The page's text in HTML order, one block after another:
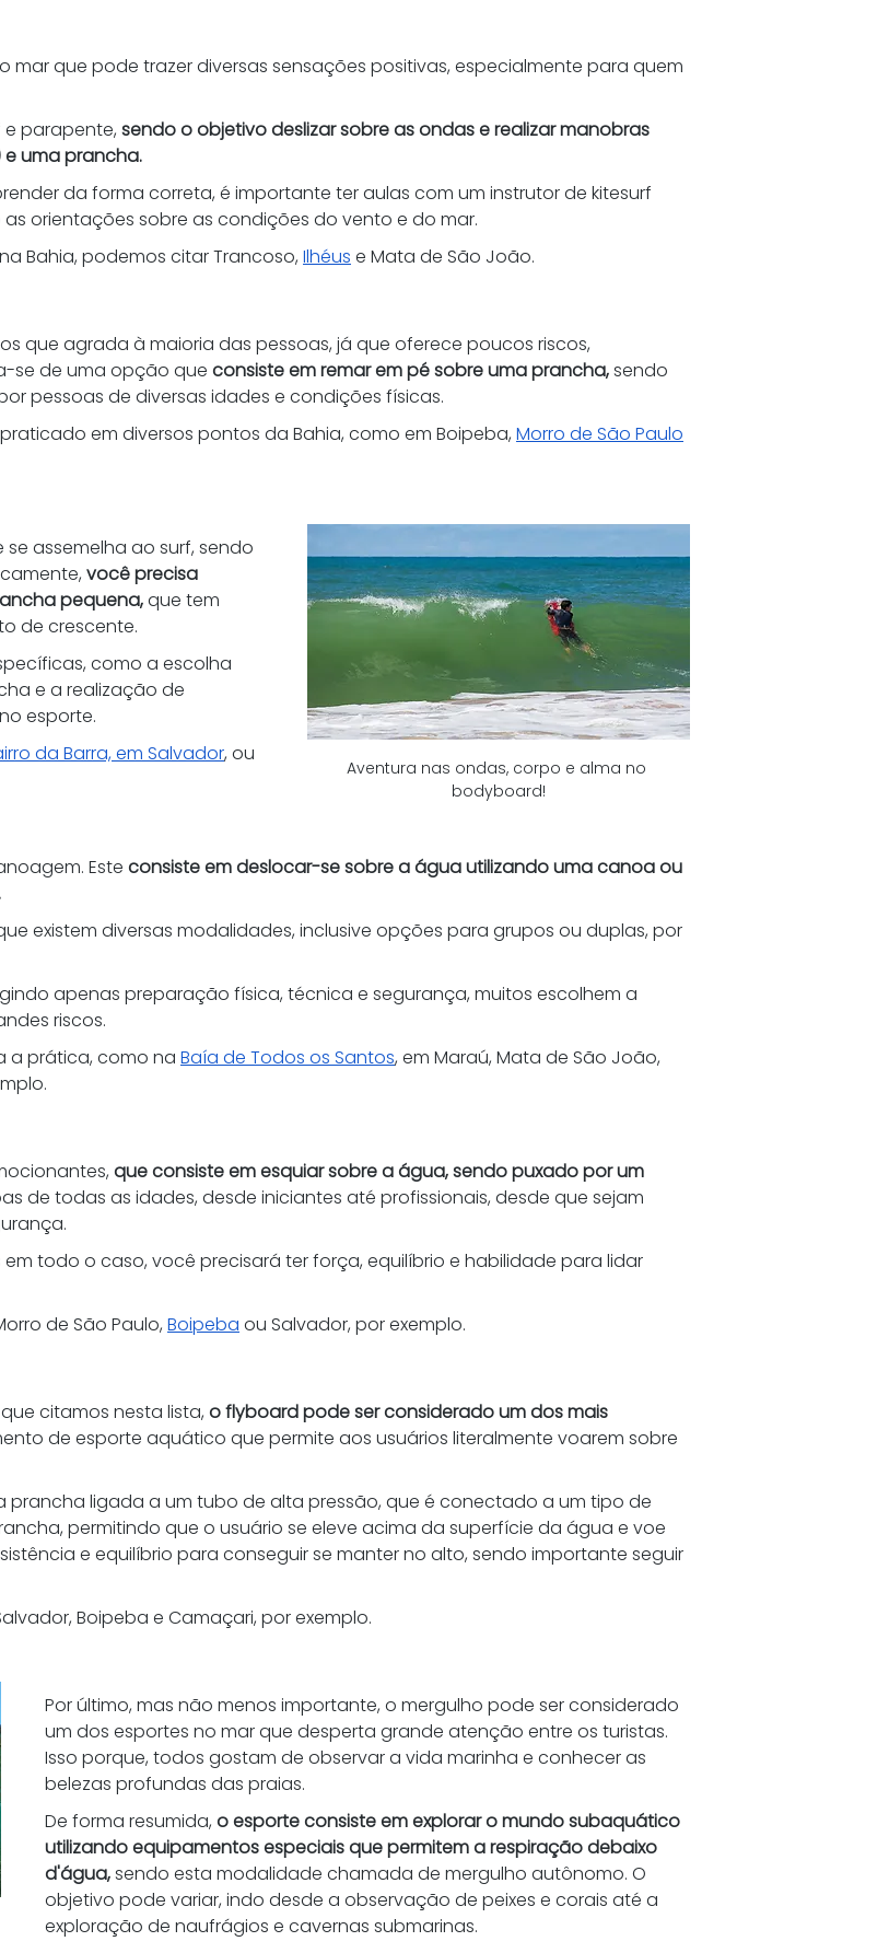
mar que pode trazer diversas sensações positivas, especialmente para quem
e parapente, sendo o objetivo deslizar sobre as ondas e realizar manobras
uma prancha.
da forma correta, é importante ter aulas com um instrutor de kitesurf
orientações sobre as condições do vento e do mar.
Bahia, podemos citar Trancoso, Ilhéus e Mata de São João.
que agrada à maioria das pessoas, já que oferece poucos riscos,
se de uma opção que consiste em remar em pé sobre uma prancha, sendo
pessoas de diversas idades e condições físicas.
em diversos pontos da Bahia, como em Boipeba, Morro de São Paulo
Aventura nas ondas, corpo e alma no
bodyboard!
assemelha ao surf, sendo
você precisa
pequena, que tem
de crescente.
como a escolha
e a realização de
esporte.
da Barra, em Salvador, ou
Este consiste em deslocar-se sobre a água utilizando uma canoa ou
existem diversas modalidades, inclusive opções para grupos ou duplas, por
apenas preparação física, técnica e segurança, muitos escolhem a
riscos.
a prática, como na Baía de Todos os Santos, em Maraú, Mata de São João,
que consiste em esquiar sobre a água, sendo puxado por um
de todas as idades, desde iniciantes até profissionais, desde que sejam
todo o caso, você precisará ter força, equilíbrio e habilidade para lidar
de São Paulo, Boipeba ou Salvador, por exemplo.
citamos nesta lista, o flyboard pode ser considerado um dos mais
de esporte aquático que permite aos usuários literalmente voarem sobre
prancha ligada a um tubo de alta pressão, que é conectado a um tipo de
permitindo que o usuário se eleve acima da superfície da água e voe
e equilíbrio para conseguir se manter no alto, sendo importante seguir
Boipeba e Camaçari, por exemplo.
Por último, mas não menos importante, o mergulho pode ser considerado
um dos esportes no mar que desperta grande atenção entre os turistas.
Isso porque, todos gostam de observar a vida marinha e conhecer as
belezas profundas das praias.
De forma resumida, o esporte consiste em explorar o mundo subaquático
utilizando equipamentos especiais que permitem a respiração debaixo
d'água, sendo esta modalidade chamada de mergulho autônomo. O
objetivo pode variar, indo desde a observação de peixes e corais até a
exploração de naufrágios e cavernas submarinas.